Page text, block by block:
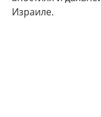
Израиле.